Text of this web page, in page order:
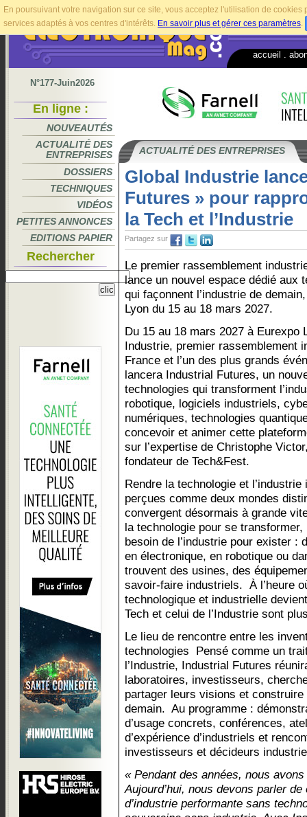
En poursuivant votre navigation sur ce site, vous acceptez l'utilisation de
services adaptés à vos centres d'intérêts. En savoir plus et gérer ces paramètres.
accueil
N°177-Juin2026
En ligne :
NOUVEAUTÉS
ACTUALITÉ DES
ENTREPRISES
DOSSIERS
TECHNIQUES
VIDÉOS
PETITES ANNONCES
EDITIONS PAPIER
Rechercher
ACTUALITÉ DES ENTREPRISES
Global Industrie
Futures » pour
la Tech et l’Industrie
Partagez sur
Le premier rassemblement
lance un nouvel espace dédié aux
qui façonnent l’industrie de
Lyon du 15 au 18 mars 2027.
Du 15 au 18 mars 2027 à Eurexpo
Industrie, premier rassemblement
France et l’un des plus grands
lancera Industrial Futures, un
technologies qui transforment
robotique, logiciels industriels,
numériques, technologies
concevoir et animer cette
sur l’expertise de Christophe
fondateur de Tech&Fest.
Rendre la technologie et
perçues comme deux mondes
convergent désormais à grande
la technologie pour se
besoin de l’industrie pour exister :
en électronique, en robotique ou
trouvent des usines, des
savoir-faire industriels. À l’heure
technologique et industrielle
Tech et celui de l’Industrie sont
Le lieu de rencontre entre les
technologies Pensé comme un
l’Industrie, Industrial Futures
laboratoires, investisseurs,
partager leurs visions et
demain. Au programme :
d’usage concrets, conférences,
d’expérience d’industriels et
investisseurs et décideurs
« Pendant des années, nous
Aujourd’hui, nous devons parler
d’industrie performante sans